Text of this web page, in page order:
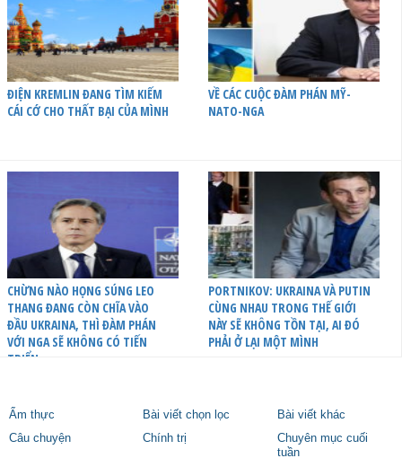
ĐIỆN KREMLIN ĐANG TÌM KIẾM
CÁI CỚ CHO THẤT BẠI CỦA MÌNH
VỀ CÁC CUỘC ĐÀM PHÁN MỸ-
NATO-NGA
CHỪNG NÀO HỌNG SÚNG LEO
THANG ĐANG CÒN CHĨA VÀO
ĐẦU UKRAINA, THÌ ĐÀM PHÁN
VỚI NGA SẼ KHÔNG CÓ TIẾN
TRIỂN
PORTNIKOV: UKRAINA VÀ PUTIN
CÙNG NHAU TRONG THẾ GIỚI
NÀY SẼ KHÔNG TỒN TẠI, AI ĐÓ
PHẢI Ở LẠI MỘT MÌNH
Ẩm thực Bài viết chọn lọc
Bài viết khác
Câu chuyện
Chính trị
Chuyên mục cuối
tuần